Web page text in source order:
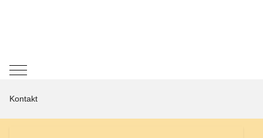
Mobile Menu Toggle
Kontakt